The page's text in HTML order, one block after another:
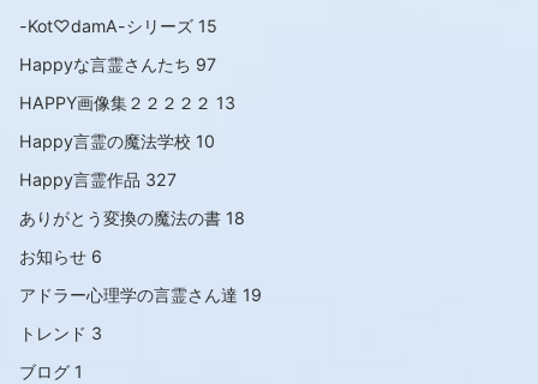
-Kot♡damA-シリーズ 15
Happyな言霊さんたち 97
HAPPY画像集２２２２２ 13
Happy言霊の魔法学校 10
Happy言霊作品 327
ありがとう変換の魔法の書 18
お知らせ 6
アドラー心理学の言霊さん達 19
トレンド 3
ブログ 1